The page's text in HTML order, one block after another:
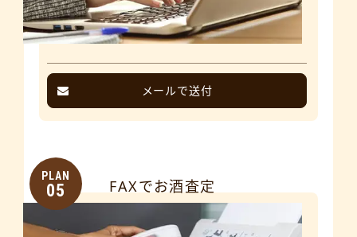
メールで送付
PLAN
05 FAXでお酒査定